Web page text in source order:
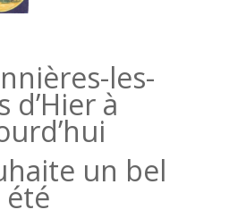
les-
d’Hier à
un bel
été